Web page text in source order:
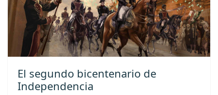
El segundo bicentenario de
Independencia